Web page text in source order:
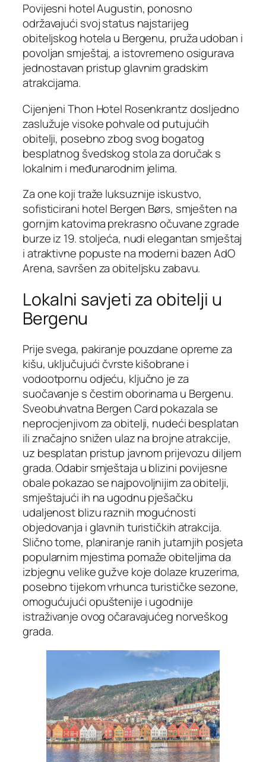
Povijesni hotel Augustin, ponosno
održavajući svoj status najstarijeg
obiteljskog hotela u Bergenu, pruža udoban i
povoljan smještaj, a istovremeno osigurava
jednostavan pristup glavnim gradskim
atrakcijama.
Cijenjeni Thon Hotel Rosenkrantz dosljedno
zaslužuje visoke pohvale od putujućih
obitelji, posebno zbog svog bogatog
besplatnog švedskog stola za doručak s
lokalnim i međunarodnim jelima.
Za one koji traže luksuznije iskustvo,
sofisticirani hotel Bergen Børs, smješten na
gornjim katovima prekrasno očuvane zgrade
burze iz 19. stoljeća, nudi elegantan smještaj
i atraktivne popuste na moderni bazen AdO
Arena, savršen za obiteljsku zabavu.
Lokalni savjeti za obitelji u
Bergenu
Prije svega, pakiranje pouzdane opreme za
kišu, uključujući čvrste kišobrane i
vodootpornu odjeću, ključno je za
suočavanje s čestim oborinama u Bergenu.
Sveobuhvatna Bergen Card pokazala se
neprocjenjivom za obitelji, nudeći besplatan
ili značajno snižen ulaz na brojne atrakcije,
uz besplatan pristup javnom prijevozu diljem
grada. Odabir smještaja u blizini povijesne
obale pokazao se najpovoljnijim za obitelji,
smještajući ih na ugodnu pješačku
udaljenost blizu raznih mogućnosti
objedovanja i glavnih turističkih atrakcija.
Slično tome, planiranje ranih jutarnjih posjeta
popularnim mjestima pomaže obiteljima da
izbjegnu velike gužve koje dolaze kruzerima,
posebno tijekom vrhunca turističke sezone,
omogućujući opuštenije i ugodnije
istraživanje ovog očaravajućeg norveškog
grada.